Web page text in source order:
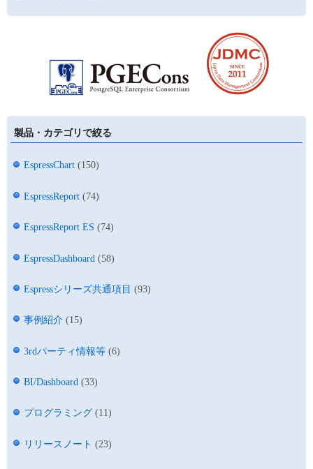
製品・カテゴリで絞る
EspressChart (150)
EspressReport (74)
EspressReport ES (74)
EspressDashboard (58)
Espressシリーズ共通項目 (93)
事例紹介 (15)
3rdパーティ情報等 (6)
BI/Dashboard (33)
プログラミング (11)
リリースノート (23)